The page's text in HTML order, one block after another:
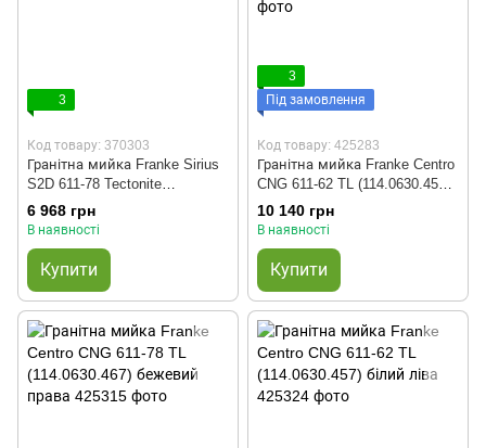
3
Код товару: 370303
Гранітна мийка Franke Sirius
S2D 611-78 Tectonite
(143.0621.190) чорний
6 968 грн
В наявності
Купити
3
Під замовлення
Код товару: 425283
Гранітна мийка Franke Centro
CNG 611-62 TL (114.0630.450)
чорний матовий права
10 140 грн
В наявності
Купити